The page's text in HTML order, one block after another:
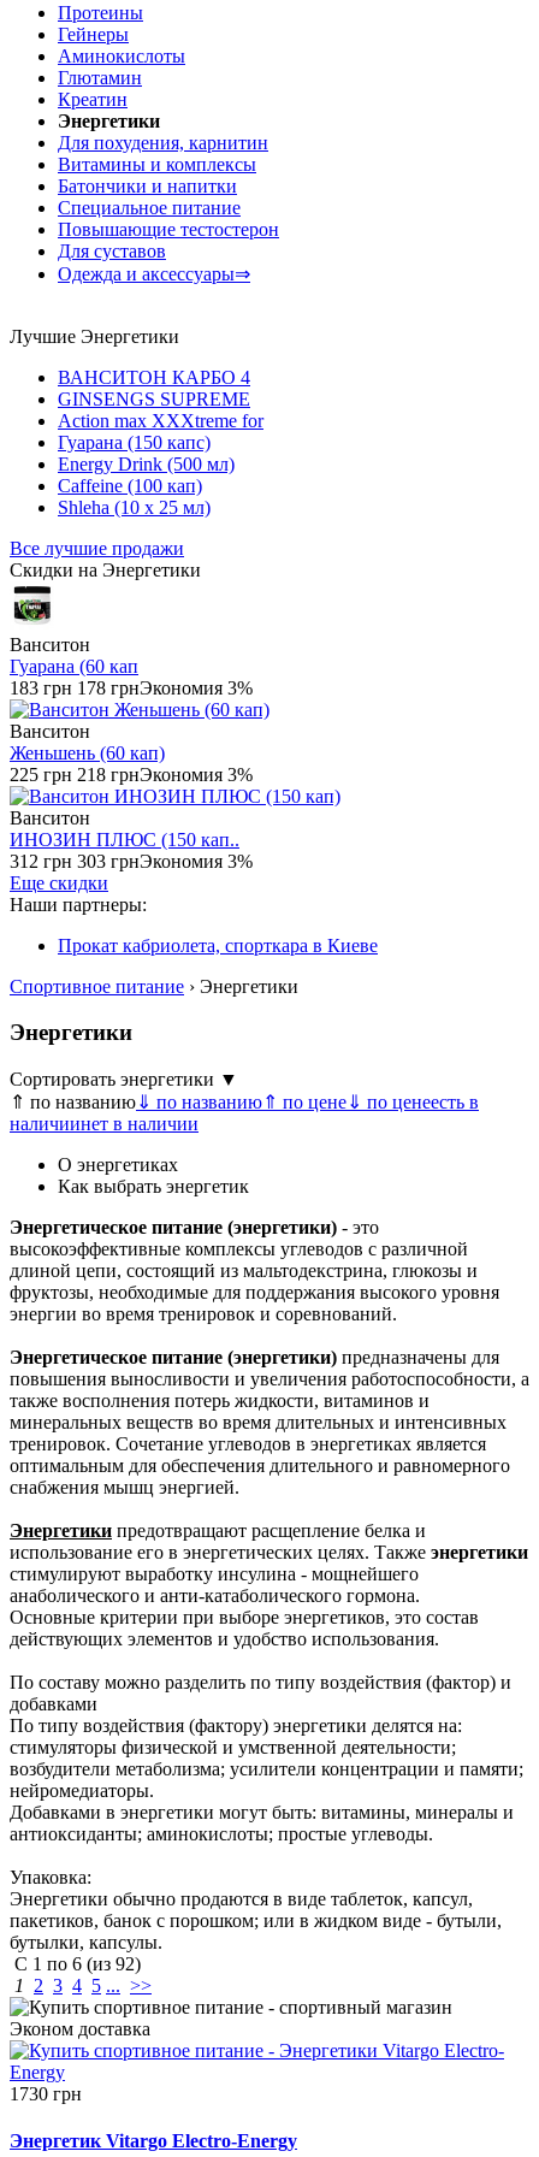
Протеины
Гейнеры
Аминокислоты
Глютамин
Креатин
Энергетики
Для похудения, карнитин
Витамины и комплексы
Батончики и напитки
Специальное питание
Повышающие тестостерон
Для суставов
Одежда и аксессуары⇒
Лучшие Энергетики
ВАНСИТОН КАРБО 4
GINSENGS SUPREME
Action max XXXtreme for
Гуарана (150 капс)
Energy Drink (500 мл)
Caffeine (100 кап)
Shleha (10 x 25 мл)
Все лучшие продажи
Скидки на Энергетики
Ванситон
Гуарана (60 кап
183 грн 178 грнЭкономия 3%
Ванситон
Женьшень (60 кап)
225 грн 218 грнЭкономия 3%
Ванситон
ИНОЗИН ПЛЮС (150 кап..
312 грн 303 грнЭкономия 3%
Еще скидки
Наши партнеры:
Прокат кабриолета, спорткара в Киеве
Спортивное питание › Энергетики
Энергетики
Сортировать энергетики ▼
⇑ по названию⇓ по названию⇑ по цене⇓ по ценеесть в
наличиинет в наличии
О энергетиках
Как выбрать энергетик
Энергетическое питание (энергетики) - это
высокоэффективные комплексы углеводов с различной
длиной цепи, состоящий из мальтодекстрина, глюкозы и
фруктозы, необходимые для поддержания высокого уровня
энергии во время тренировок и соревнований.
Энергетическое питание (энергетики) предназначены для
повышения выносливости и увеличения работоспособности, а
также восполнения потерь жидкости, витаминов и
минеральных веществ во время длительных и интенсивных
тренировок. Сочетание углеводов в энергетиках является
оптимальным для обеспечения длительного и равномерного
снабжения мышц энергией.
Энергетики предотвращают расщепление белка и
использование его в энергетических целях. Также энергетики
стимулируют выработку инсулина - мощнейшего
анаболического и анти-катаболического гормона.
Основные критерии при выборе энергетиков, это состав
действующих элементов и удобство использования.
По составу можно разделить по типу воздействия (фактор) и
добавками
По типу воздействия (фактору) энергетики делятся на:
стимуляторы физической и умственной деятельности;
возбудители метаболизма; усилители концентрации и памяти;
нейромедиаторы.
Добавками в энергетики могут быть: витамины, минералы и
антиоксиданты; аминокислоты; простые углеводы.
Упаковка:
Энергетики обычно продаются в виде таблеток, капсул,
пакетиков, банок с порошком; или в жидком виде - бутыли,
бутылки, капсулы.
С 1 по 6 (из 92)
1
2 3 4 5 ... >>
Эконом доставка
1730 грн
Энергетик Vitargo Electro-Energy